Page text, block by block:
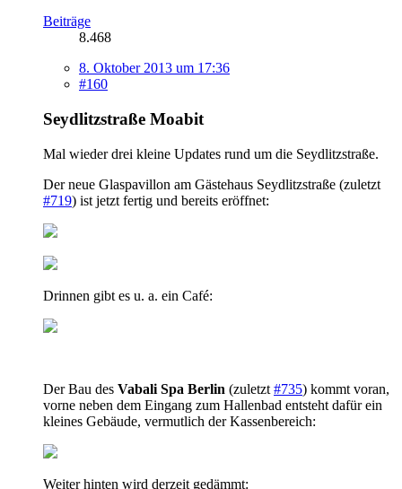
Beiträge
8.468
8. Oktober 2013 um 17:36
#160
Seydlitzstraße Moabit
Mal wieder drei kleine Updates rund um die Seydlitzstraße.
Der neue Glaspavillon am Gästehaus Seydlitzstraße (zuletzt
#719) ist jetzt fertig und bereits eröffnet:
Drinnen gibt es u. a. ein Café:
Der Bau des Vabali Spa Berlin (zuletzt #735) kommt voran,
vorne neben dem Eingang zum Hallenbad entsteht dafür ein
kleines Gebäude, vermutlich der Kassenbereich:
Weiter hinten wird derzeit gedämmt: